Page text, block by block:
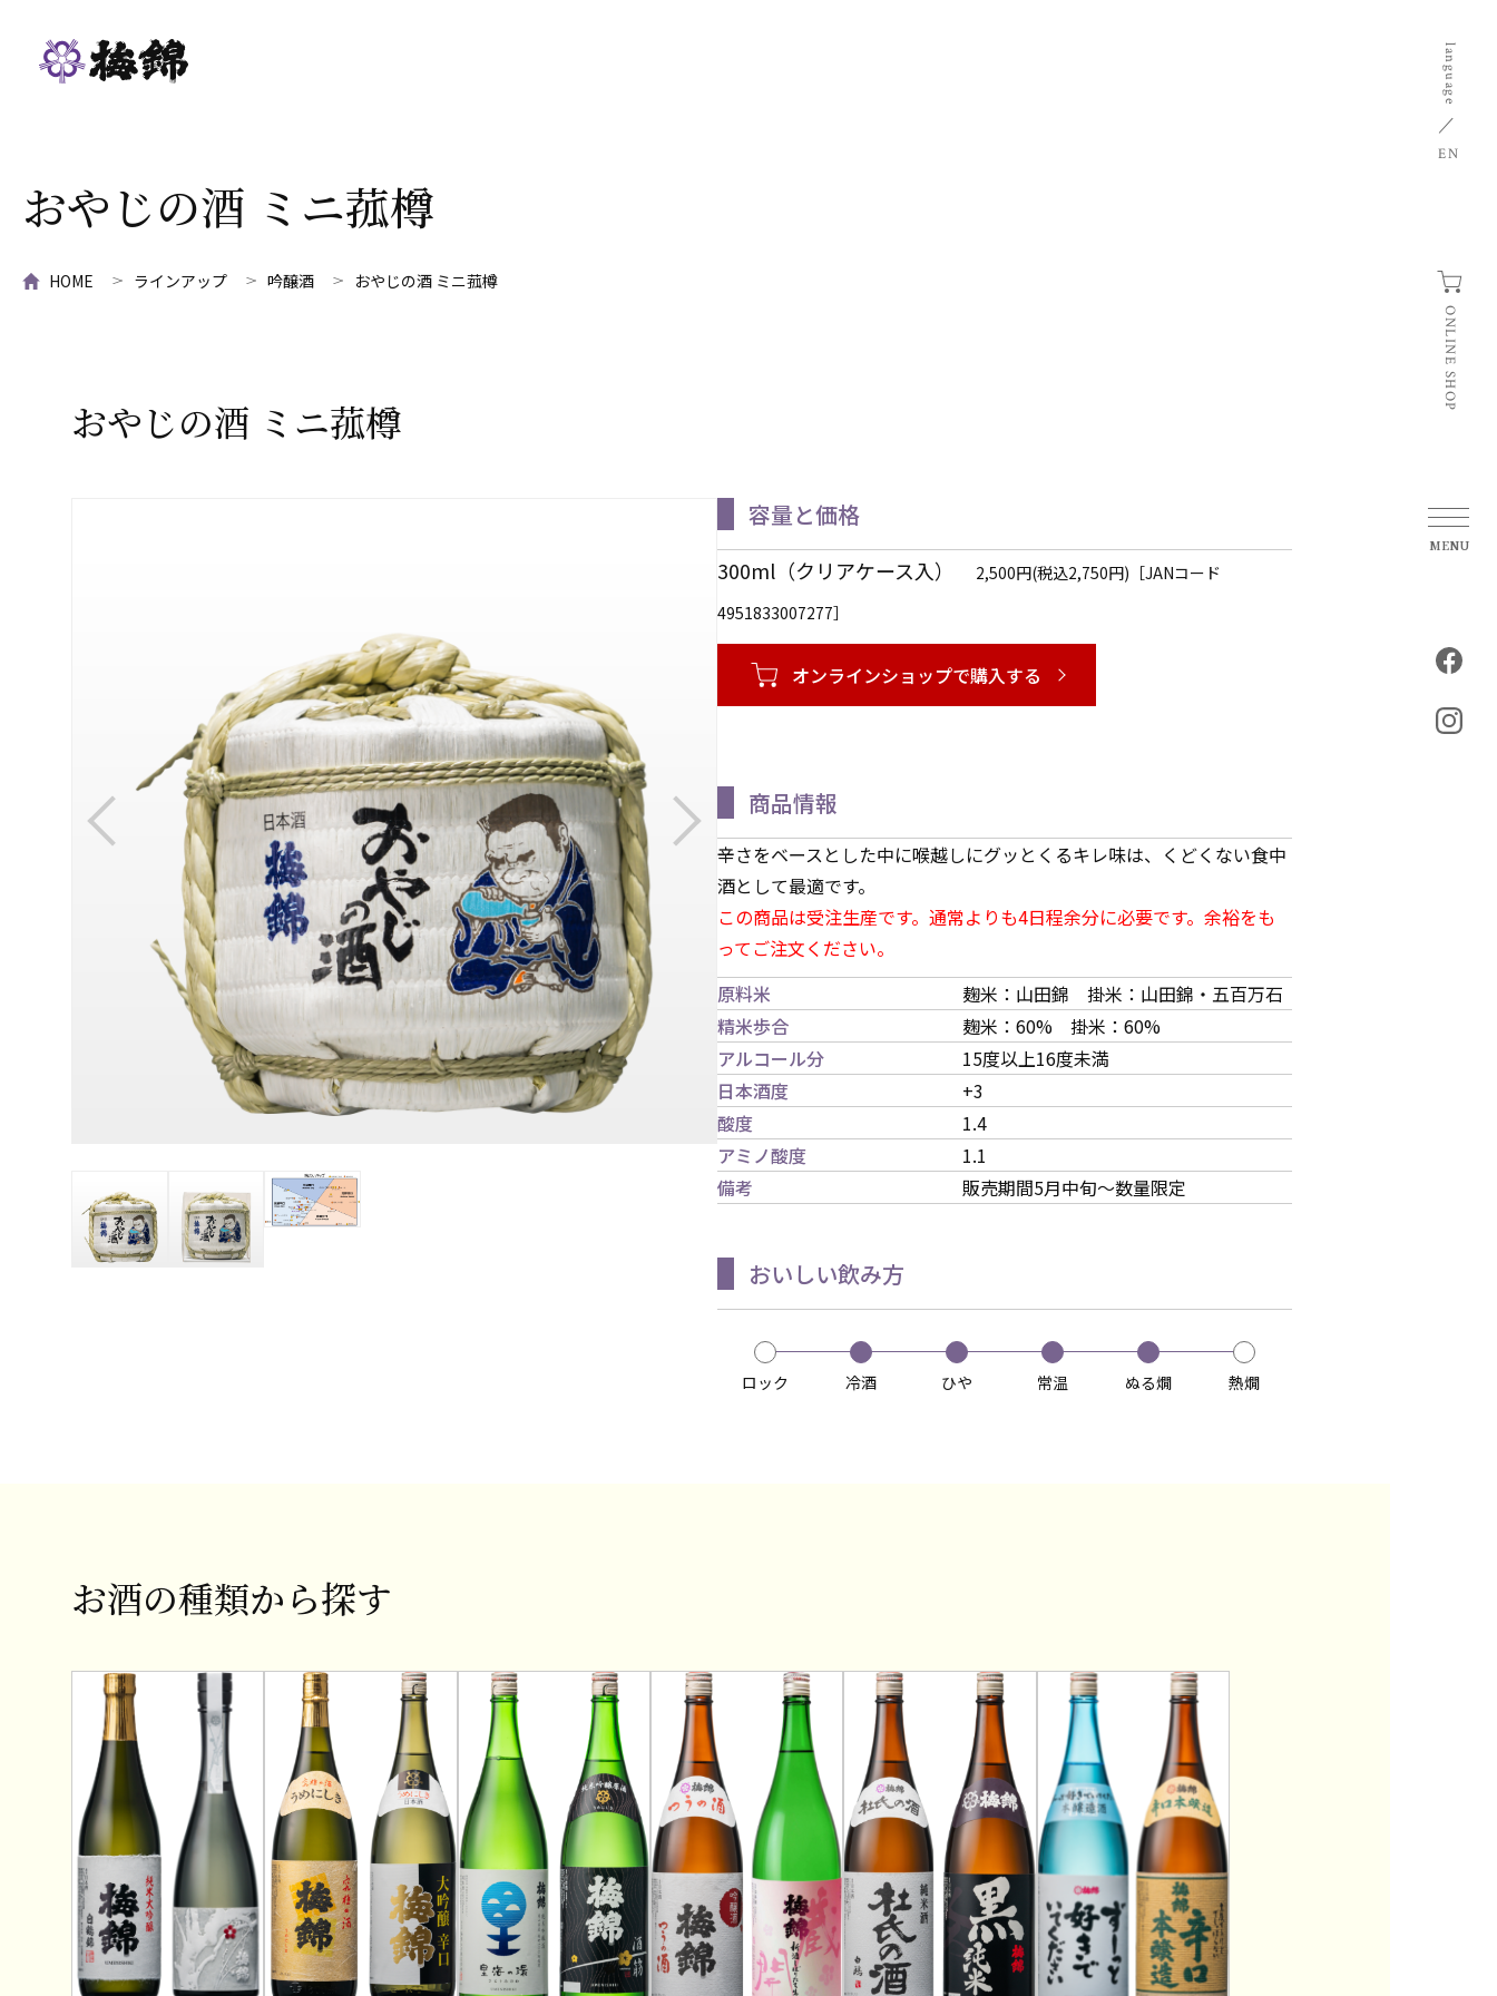
language
EN
ONLINE SHOP
おやじの酒 ミニ菰樽
HOME ラインアップ 吟醸酒 おやじの酒 ミニ菰樽
おやじの酒 ミニ菰樽
容量と価格
300ml（クリアケース入）
2,500円(税込2,750円)［JANコード
4951833007277］
オンラインショップで購入する
商品情報
辛さをベースとした中に喉越しにグッとくるキレ味は、くどくない食中
酒として最適です。
この商品は受注生産です。通常よりも4日程余分に必要です。余裕をも
ってご注文ください。
原料米
麹米：山田錦 掛米：山田錦・五百万石
精米歩合
麹米：60% 掛米：60%
アルコール分
15度以上16度未満
日本酒度
+3
酸度
1.4
アミノ酸度
1.1
備考
販売期間5月中旬～数量限定
おいしい飲み方
ロック 冷酒 ひや 常温 ぬる燗 熱燗
お酒の種類から探す